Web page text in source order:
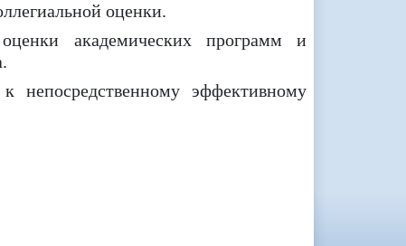
оценки.
академических программ и
непосредственному эффективному